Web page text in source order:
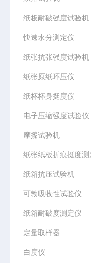
纸板耐破强度试验机
快速水分测定仪
纸张抗张强度试验机
纸张原纸环压仪
纸杯杯身挺度仪
电子压缩强度试验仪
摩擦试验机
纸张纸板折痕挺度测
纸箱抗压试验机
可勃吸收性试验仪
纸箱耐破度测定仪
定量取样器
白度仪